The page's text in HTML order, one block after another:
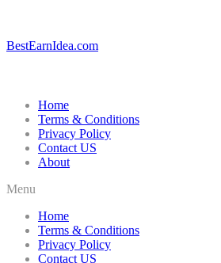
BestEarnIdea.com
Home
Terms & Conditions
Privacy Policy
Contact US
About
Menu
Home
Terms & Conditions
Privacy Policy
Contact US